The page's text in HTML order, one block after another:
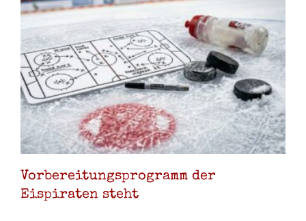
Vorbereitungsprogramm der
Eispiraten steht